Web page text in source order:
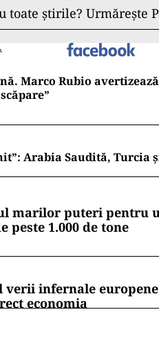
toate știrile? Urmărește
Marco Rubio
Arabia Saudită, Turcia
marilor puteri pentru
peste 1.000 de tone
verii infernale
economia